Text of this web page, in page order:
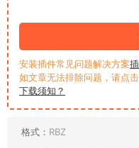
安装插件常见问题解决方案
如文章无法排除问题，请点
下载须知？
格式： RBZ